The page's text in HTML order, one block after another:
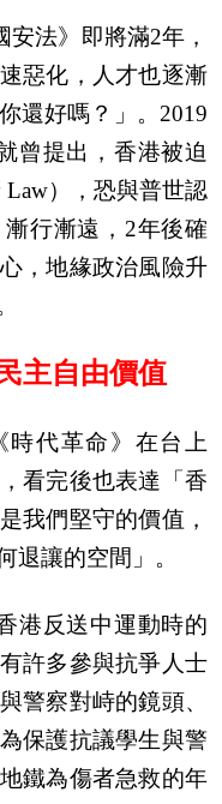
法》即將滿2年，
惡化，人才也逐漸
還好嗎？」。2019
曾提出，香港被迫
），恐與普世認
行漸遠，2年後確
，地緣政治風險升
主自由價值
時代革命》在台上
看完後也表達「香
我們堅守的價值，
退讓的空間」。
港反送中運動時的
許多參與抗爭人士
警察對峙的鏡頭、
保護抗議學生與警
鐵為傷者急救的年